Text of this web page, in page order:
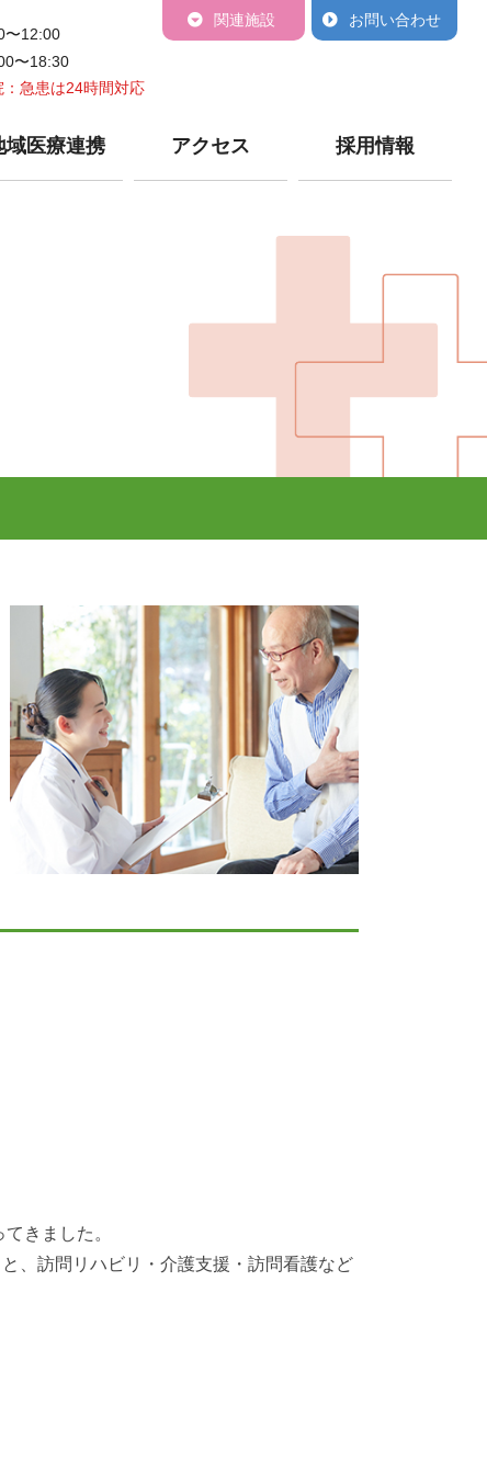
〜12:00
〜18:30
急患は24時間対応
関連施設 お問い合わせ
域医療連携 アクセス 採用情報
きました。
、訪問リハビリ・介護支援・訪問看護など